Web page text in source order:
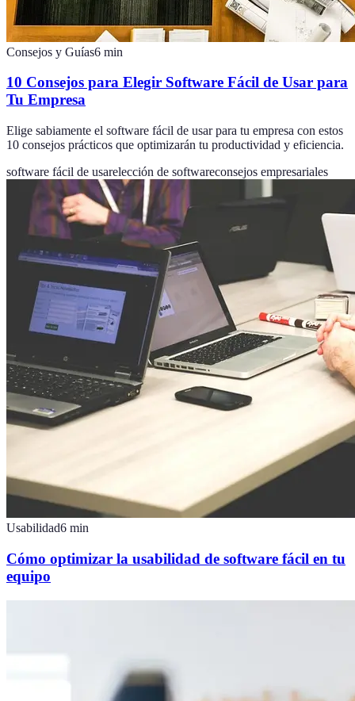
Consejos y Guías6 min
10 Consejos para Elegir Software Fácil de Usar para
Tu Empresa
Elige sabiamente el software fácil de usar para tu empresa con estos
10 consejos prácticos que optimizarán tu productividad y eficiencia.
software fácil de usarelección de softwareconsejos empresariales
Usabilidad6 min
Cómo optimizar la usabilidad de software fácil en tu
equipo